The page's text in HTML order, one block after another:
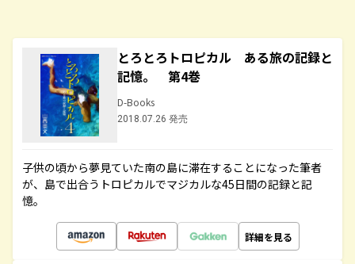
とろとろトロピカル ある旅の記録と
記憶。 第4巻
D-Books
2018.07.26 発売
子供の頃から夢見ていた南の島に滞在することになった筆者
が、島で出合うトロピカルでマジカルな45日間の記録と記
憶。
詳細を見る